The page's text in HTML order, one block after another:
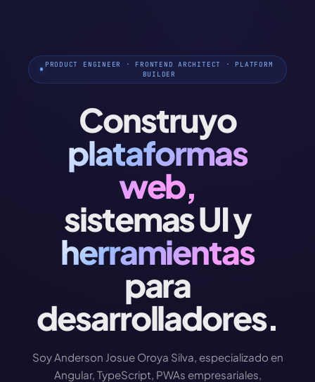
PRODUCT ENGINEER · FRONTEND ARCHITECT · PLATFORM
BUILDER
Construyo
plataformas
web,
sistemas UI y
herramientas
para
desarrolladores.
Soy Anderson Josue Oroya Silva, especializado en
Angular, TypeScript, PWAs empresariales,